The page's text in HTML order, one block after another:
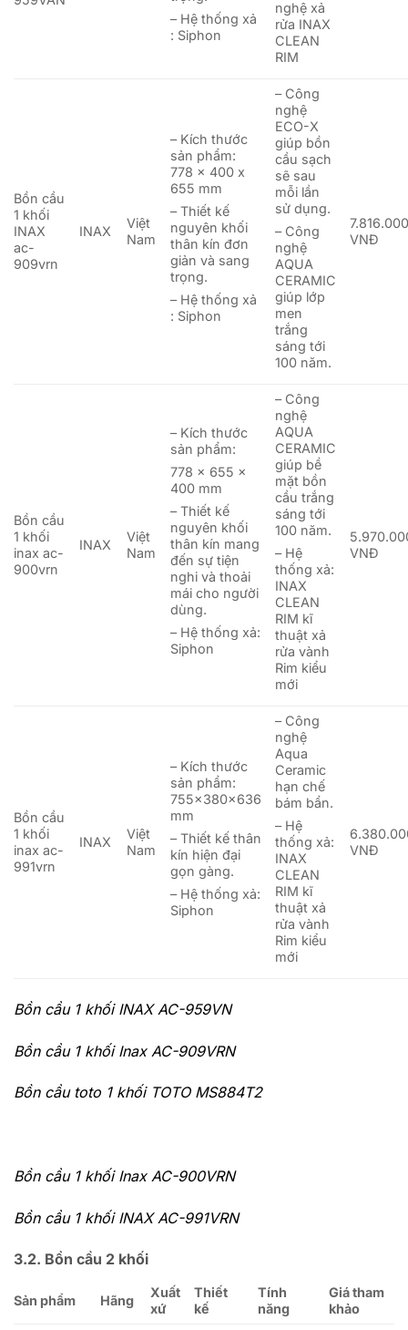
– Hệ thống xả
: Siphon
nghệ xả
rửa INAX
CLEAN
RIM
Bồn cầu
1 khối
INAX
ac-
909vrn
INAX
Việt
Nam
– Kích thước
sản phẩm:
778 x 400 x
655 mm
– Thiết kế
nguyên khối
thân kín đơn
giản và sang
trọng.
– Hệ thống xả
: Siphon
– Công
nghệ
ECO-X
giúp bồn
cầu sạch
sẽ sau
mỗi lần
sử dụng.
– Công
nghệ
AQUA
CERAMIC
giúp lớp
men
trắng
sáng tới
100 năm.
VNĐ
Bồn cầu
1 khối
inax ac-
900vrn
INAX
Việt
Nam
– Kích thước
sản phẩm:
778 x 655 x
400 mm
– Thiết kế
nguyên khối
thân kín mang
đến sự tiện
nghi và thoải
mái cho người
dùng.
– Hệ thống xả:
Siphon
– Công
nghệ
AQUA
CERAMIC
giúp bề
mặt bồn
cầu trắng
sáng tới
100 năm.
– Hệ
thống xả:
INAX
CLEAN
RIM kĩ
thuật xả
rửa vành
Rim kiểu
mới
VNĐ
Bồn cầu
1 khối
inax ac-
991vrn
INAX
Việt
Nam
– Kích thước
sản phẩm:
755x380x636
mm
– Thiết kế thân
kín hiện đại
gọn gàng.
– Hệ thống xả:
Siphon
– Công
nghệ
Aqua
Ceramic
hạn chế
bám bẩn.
– Hệ
thống xả:
INAX
CLEAN
RIM kĩ
thuật xả
rửa vành
Rim kiểu
mới
VNĐ
Bồn cầu 1 khối INAX AC-959VN
Bồn cầu 1 khối Inax AC-909VRN
Bồn cầu toto 1 khối TOTO MS884T2
Bồn cầu 1 khối Inax AC-900VRN
Bồn cầu 1 khối INAX AC-991VRN
3.2. Bồn cầu 2 khối
Sản phẩm Hãng
Xuất
xứ
Thiết
kế
Tính
năng
Giá tham
khảo